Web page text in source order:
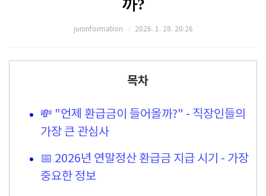
까?
juninformation 2026. 1. 28. 20:26
목차
💸 "언제 환급금이 들어올까?" - 직장인들의
가장 큰 관심사
📅 2026년 연말정산 환급금 지급 시기 - 가장
중요한 정보